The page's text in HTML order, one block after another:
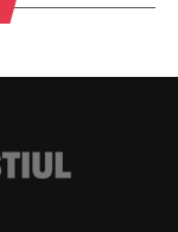
zi de
un concert